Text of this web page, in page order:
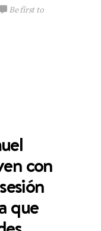
Be first to
con
que